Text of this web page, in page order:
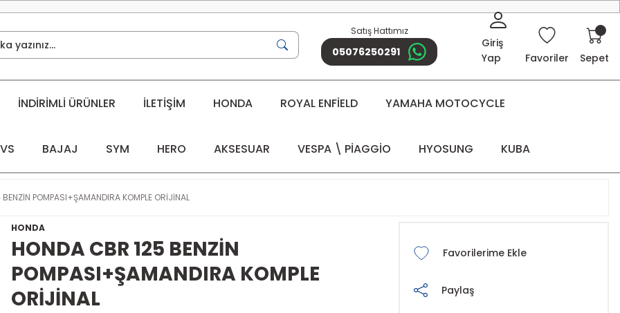
Satış Hattımız
05076250291
Giriş
Yap
Favoriler Sepet
İNDİRİMLİ ÜRÜNLER İLETİŞİM HONDA ROYAL ENFİELD YAMAHA MOTOCYCLE
BAJAJ SYM HERO AKSESUAR VESPA \ PİAGGİO HYOSUNG KUBA
POMPASI+ŞAMANDIRA KOMPLE ORİJİNAL
HONDA
HONDA CBR 125 BENZİN
POMPASI+ŞAMANDIRA KOMPLE
ORİJİNAL
Paylaş